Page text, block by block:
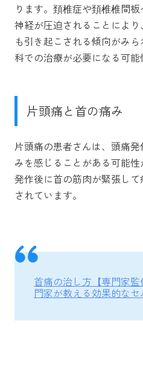
ります。頚椎症や頚椎椎間板
神経が圧迫されることによ
も引き起こされる傾向がみ
科での治療が必要になる可能
片頭痛と首の痛み
片頭痛の患者さんは、頭痛
みを感じることがある可能
発作後に首の筋肉が緊張し
されています。
首痛の治し方【専門家
門家が教える効果的な